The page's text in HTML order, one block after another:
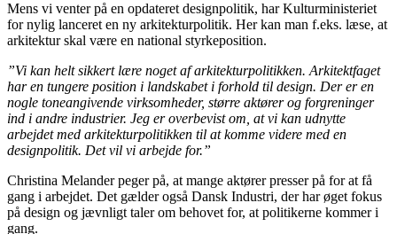
Mens vi venter på en opdateret designpolitik, har Kulturministeriet
for nylig lanceret en ny arkitekturpolitik. Her kan man f.eks. læse, at
arkitektur skal være en national styrkeposition.
”Vi kan helt sikkert lære noget af arkitekturpolitikken. Arkitektfaget
har en tungere position i landskabet i forhold til design. Der er en
nogle toneangivende virksomheder, større aktører og forgreninger
ind i andre industrier. Jeg er overbevist om, at vi kan udnytte
arbejdet med arkitekturpolitikken til at komme videre med en
designpolitik. Det vil vi arbejde for.”
Christina Melander peger på, at mange aktører presser på for at få
gang i arbejdet. Det gælder også Dansk Industri, der har øget fokus
på design og jævnligt taler om behovet for, at politikerne kommer i
gang.